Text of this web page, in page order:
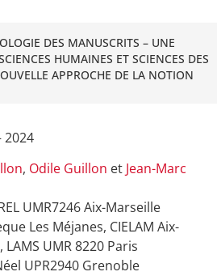
DES MANUSCRITS – UNE
HUMAINES ET SCIENCES DES
APPROCHE DE LA NOTION
2024
, Odile Guillon et Jean-Marc
UMR7246 Aix-Marseille
Les Méjanes, CIELAM Aix-
UMR 8220 Paris
UPR2940 Grenoble